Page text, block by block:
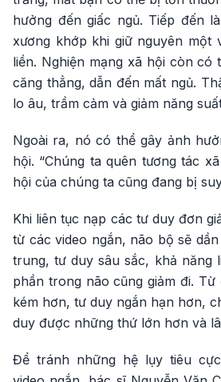
hưởng đến giấc ngủ. Tiếp đến
xương khớp khi giữ nguyên một
liền. Nghiện mạng xã hội còn có
căng thẳng, dẫn đến mất ngủ.
lo âu, trầm cảm và giảm năng
Ngoài ra, nó có thể gây ảnh
hội. “Chúng ta quên tương tác
hội của chúng ta cũng đang bị suy
Khi liên tục nạp các tư duy đơn
từ các video ngắn, não bộ sẽ
trung, tư duy sâu sắc, khả năng
phần trong não cũng giảm đi.
kém hơn, tư duy ngắn hạn hơn,
duy được những thứ lớn hơn và
Để tránh những hệ lụy tiêu